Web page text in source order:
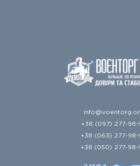
+38 (097) 277-98-
+38 (063) 277-98-
+38 (050) 277-98-